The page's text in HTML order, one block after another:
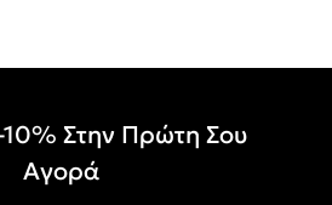
Στην Πρώτη Σου
Αγορά